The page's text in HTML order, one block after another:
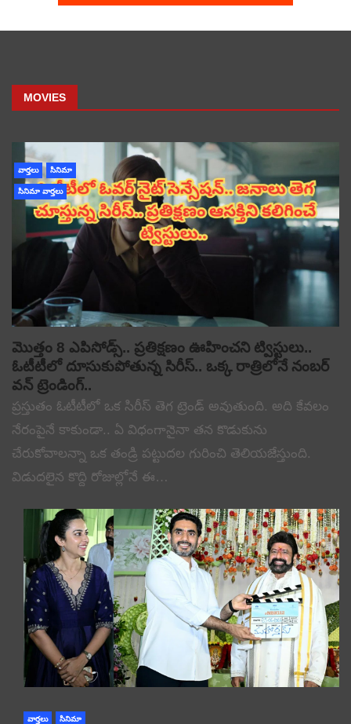
MOVIES
వార్తలు సినిమా
సినిమా వార్తలు
మొత్తం 8 ఎపిసోడ్స్.. ప్రతిక్షణం ఊహించని ట్విస్టులు..
ఓటీటీలో దూసుకుపోతున్న సిరీస్.. ఒక్క రాత్రిలోనే నంబర్
వన్ ట్రెండింగ్..
ప్రస్తుతం ఓటీటీలో ఒక సిరీస్ తెగ ట్రెండ్ అవుతుంది. అది కేవలం
నేరంపైనే కాకుండా.. ఏ విధంగానైనా తన కొడుకును
చేరుకోవాలన్నా ఒక తండ్రి పట్టుదల గురించి తెలియజేస్తుంది.
విడుదలైన కొద్ది రోజుల్లోనే ఈ…
వార్తలు సినిమా